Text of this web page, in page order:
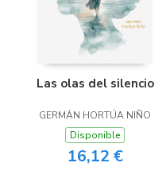
Las olas del silencio
GERMÁN HORTÚA NIÑO
Disponible
16,12 €